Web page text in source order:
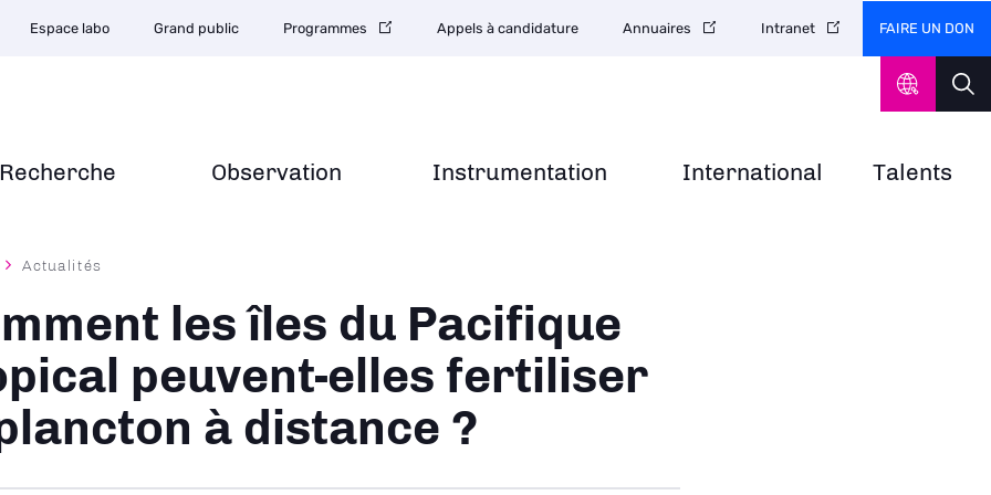
Recherche Observation Instrumentation International Talents
Espace labo Grand public Programmes Appels à candidature Annuaires Intranet FAIRE UN DON
Actualités
les îles du Pacifique
peuvent-elles fertiliser
à distance ?